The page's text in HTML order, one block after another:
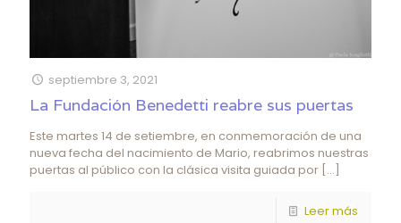
septiembre 3, 2021
La Fundación Benedetti reabre sus puertas
Este martes 14 de setiembre, en conmemoración de una
nueva fecha del nacimiento de Mario, reabrimos nuestras
puertas al público con la clásica visita guiada por […]
Leer más